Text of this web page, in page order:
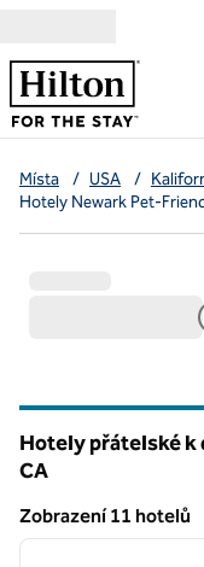
Místa / USA /
Hotely Newark Pet-
Hotely přátelské k
CA
Zobrazení 11 hotelů
Zobrazení 11 hotelů
1 z 12